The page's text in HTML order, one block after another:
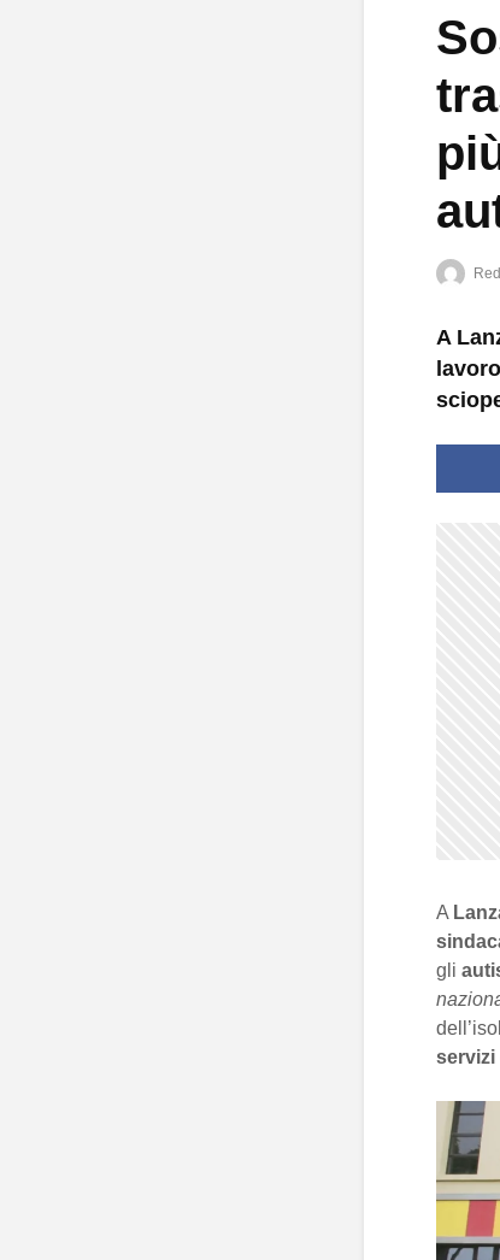
A
A
gli
servizi